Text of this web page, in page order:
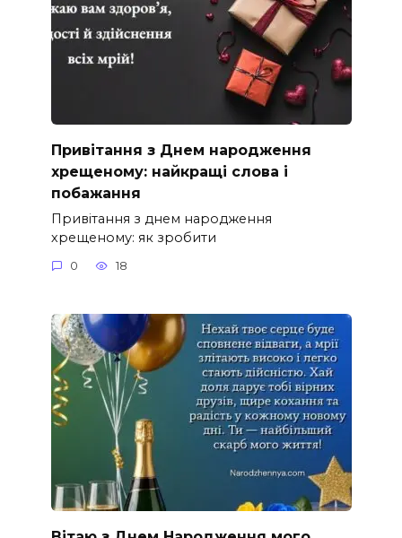
Привітання з Днем народження
хрещеному: найкращі слова і
побажання
Привітання з днем народження
хрещеному: як зробити
0 18